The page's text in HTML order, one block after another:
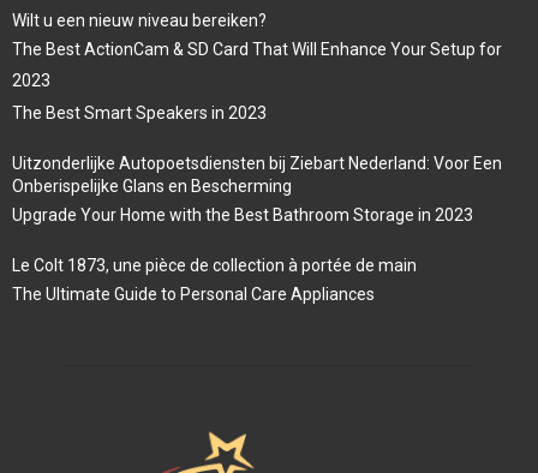
Wilt u een nieuw niveau bereiken?
The Best ActionCam & SD Card That Will Enhance Your Setup for
2023
The Best Smart Speakers in 2023
Uitzonderlijke Autopoetsdiensten bij Ziebart Nederland: Voor Een
Onberispelijke Glans en Bescherming
Upgrade Your Home with the Best Bathroom Storage in 2023
Le Colt 1873, une pièce de collection à portée de main
The Ultimate Guide to Personal Care Appliances